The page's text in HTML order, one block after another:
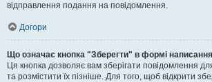
відправлення подання на повідомлення.
Догори
Що означає кнопка "Зберегти" в формі
Ця кнопка дозволяє вам зберігати повідомлення
та розмістити їх пізніше. Для того, щоб відкрити